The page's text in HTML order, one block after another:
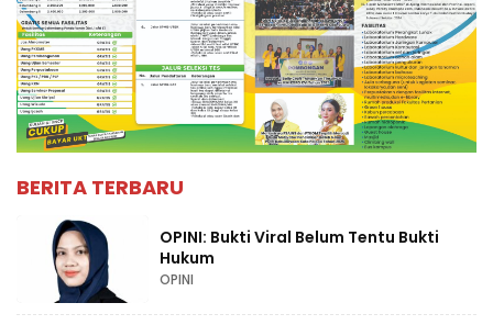
BERITA TERBARU
OPINI: Bukti Viral Belum Tentu Bukti
Hukum
OPINI